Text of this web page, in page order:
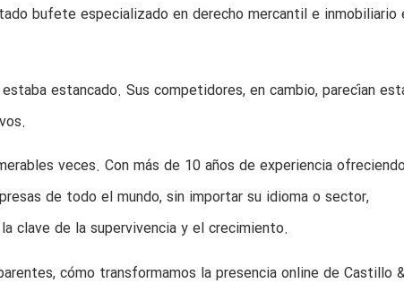
bufete especializado en derecho mercantil e inmobiliario
estancado. Sus competidores, en cambio, parecían
veces. Con más de 10 años de experiencia ofreciendo
de todo el mundo, sin importar su idioma o sector,
clave de la supervivencia y el crecimiento.
cómo transformamos la presencia online de Castillo